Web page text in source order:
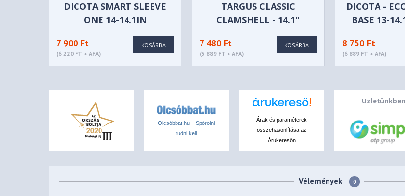
DICOTA SMART SLEEVE
ONE 14-14.1IN
7 900 Ft
(6 220 FT + ÁFA)
KOSÁRBA
TARGUS CLASSIC
CLAMSHELL - 14.1"
7 480 Ft
(5 889 FT + ÁFA)
KOSÁRBA
DICOTA -
BASE 13-
8 750 Ft
(6 889 FT + ÁFA)
Olcsóbbat.hu – Spórolni
tudni kell
Árak és paraméterek
összehasonlítása az
Árukeresőn
Vélemények 0